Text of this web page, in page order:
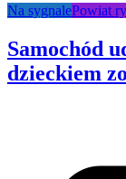
Na sygnalePowiat
Samochód
dzieckiem